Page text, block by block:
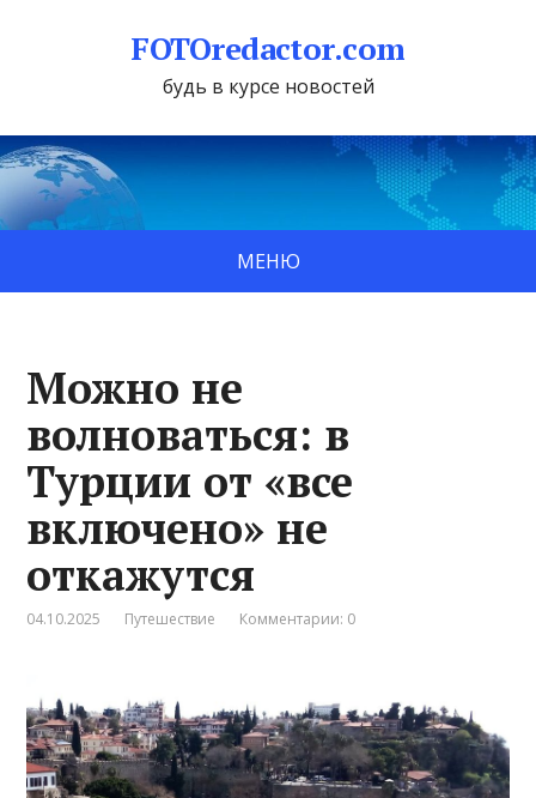
FOTOredactor.com
будь в курсе новостей
МЕНЮ
Можно не
волноваться: в
Турции от «все
включено» не
откажутся
04.10.2025 Путешествие Комментарии: 0